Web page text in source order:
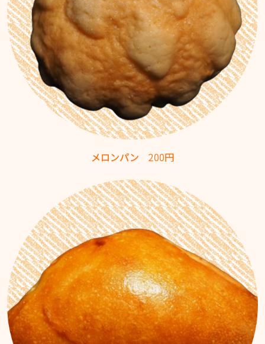
メロンパン 200円